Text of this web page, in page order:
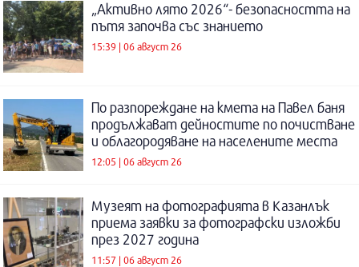
„Активно лято 2026“- безопасността на
пътя започва със знанието
15:39 | 06 август 26
По разпореждане на кмета на Павел баня
продължават дейностите по почистване
и облагородяване на населените места
12:05 | 06 август 26
Музеят на фотографията в Казанлък
приема заявки за фотографски изложби
през 2027 година
11:57 | 06 август 26